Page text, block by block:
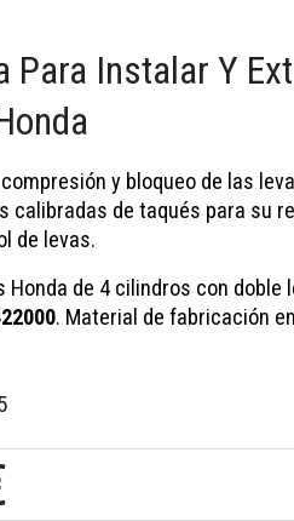
Para Instalar Y
y bloqueo de las
calibradas de taqués para su
de levas.
Honda de 4 cilindros con doble
. Material de fabricación